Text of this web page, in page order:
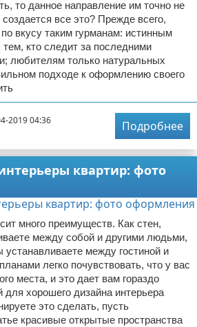
то данное направление им точно не
все это? Прежде всего,
вкусу таким гурманам: истинным
кто следит за последними
любителям только натуральных
подходе к оформлению своего
2019 04:36
Подробнее
квартир: фото
много преимуществ. Как стен,
между собой и другими людьми,
устанавливаете между гостиной и
легко почувствовать, что у вас
места, и это дает вам гораздо
хорошего дизайна интерьера
это сделать, пусть
красивые открытые пространства